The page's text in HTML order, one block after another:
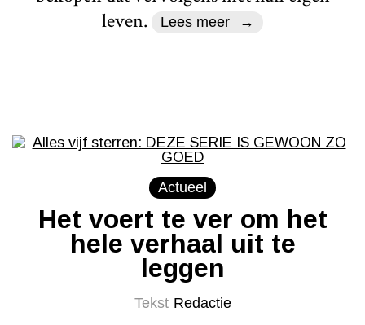
leven.
Lees meer
Actueel
Het voert te ver om het
hele verhaal uit te
leggen
Tekst Redactie